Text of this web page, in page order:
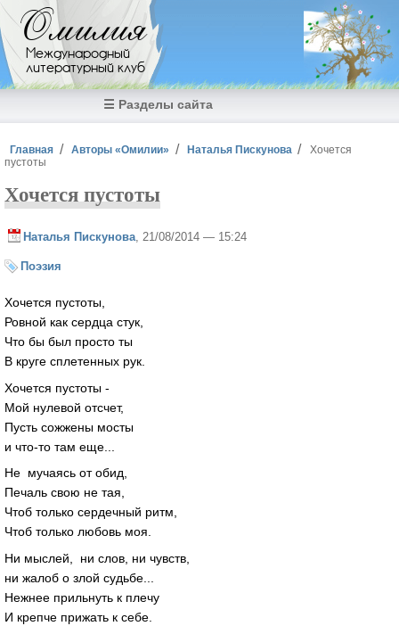
Перейти к основному содержанию
Омилия
Международный
литературный клуб
☰ Разделы сайта
Вы здесь
Главная Авторы «Омилии» Наталья Пискунова
Хочется
пустоты
Хочется пустоты
Наталья Пискунова , 21/08/2014 — 15:24
Поэзия
Хочется пустоты,
Ровной как сердца стук,
Что бы был просто ты
В круге сплетенных рук.
Хочется пустоты -
Мой нулевой отсчет,
Пусть сожжены мосты
и что-то там еще...
Не мучаясь от обид,
Печаль свою не тая,
Чтоб только сердечный ритм,
Чтоб только любовь моя.
Ни мыслей, ни слов, ни чувств,
ни жалоб о злой судьбе...
Нежнее прильнуть к плечу
И крепче прижать к себе.